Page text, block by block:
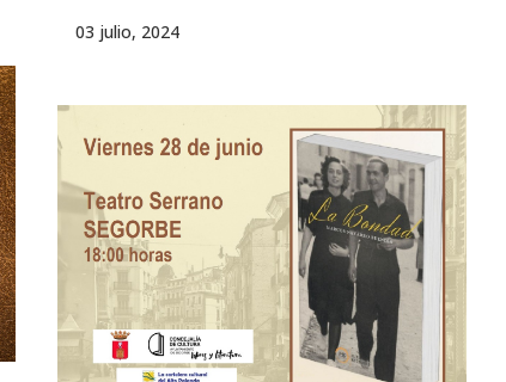
03 julio, 2024